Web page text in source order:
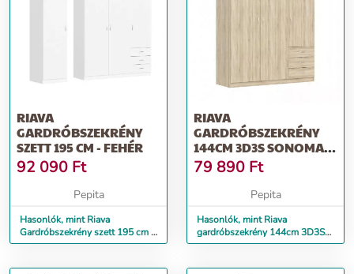
RIAVA
GARDRÓBSZEKRÉNY
SZETT 195 CM - FEHÉR
92 090 Ft
Pepita
Hasonlók, mint Riava
Gardróbszekrény szett 195 cm -
Fehér
RIAVA
GARDRÓBSZEKRÉNY
144CM 3D3S SONOMA
OAK
79 890 Ft
Pepita
Hasonlók, mint Riava
gardróbszekrény 144cm 3D3S
Sonoma Oak